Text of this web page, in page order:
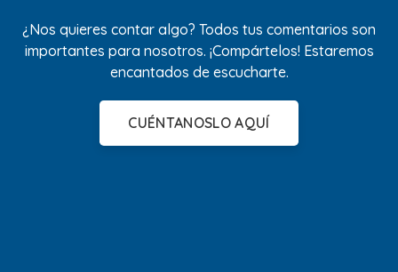
¿Nos quieres contar algo? Todos tus comentarios son
importantes para nosotros. ¡Compártelos! Estaremos
encantados de escucharte.
CUÉNTANOSLO AQUÍ